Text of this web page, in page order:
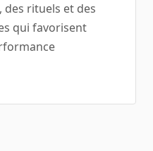
des rituels et des
qui favorisent